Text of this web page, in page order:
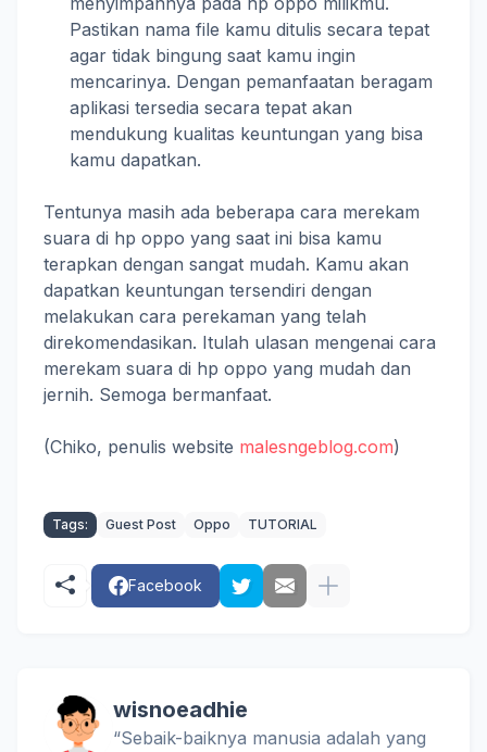
Pastikan nama file kamu ditulis secara tepat
agar tidak bingung saat kamu ingin
mencarinya. Dengan pemanfaatan beragam
aplikasi tersedia secara tepat akan
mendukung kualitas keuntungan yang bisa
kamu dapatkan.
Tentunya masih ada beberapa cara merekam
suara di hp oppo yang saat ini bisa kamu
terapkan dengan sangat mudah. Kamu akan
dapatkan keuntungan tersendiri dengan
melakukan cara perekaman yang telah
direkomendasikan. Itulah ulasan mengenai cara
merekam suara di hp oppo yang mudah dan
jernih. Semoga bermanfaat.
(Chiko, penulis website malesngeblog.com)
Tags: Guest Post Oppo TUTORIAL
Facebook
wisnoeadhie
“Sebaik-baiknya manusia adalah yang